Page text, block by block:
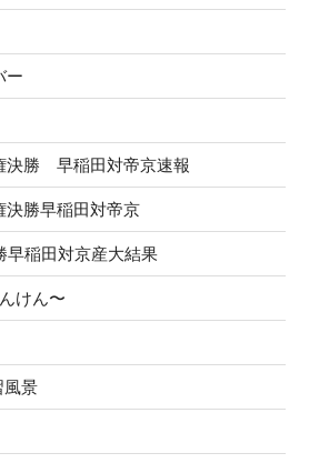
ー
決勝 早稲田対帝京速報
決勝早稲田対帝京
早稲田対京産大結果
けん〜
風景